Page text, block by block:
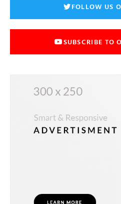
FOLLOW US
SUBSCRIBE TO